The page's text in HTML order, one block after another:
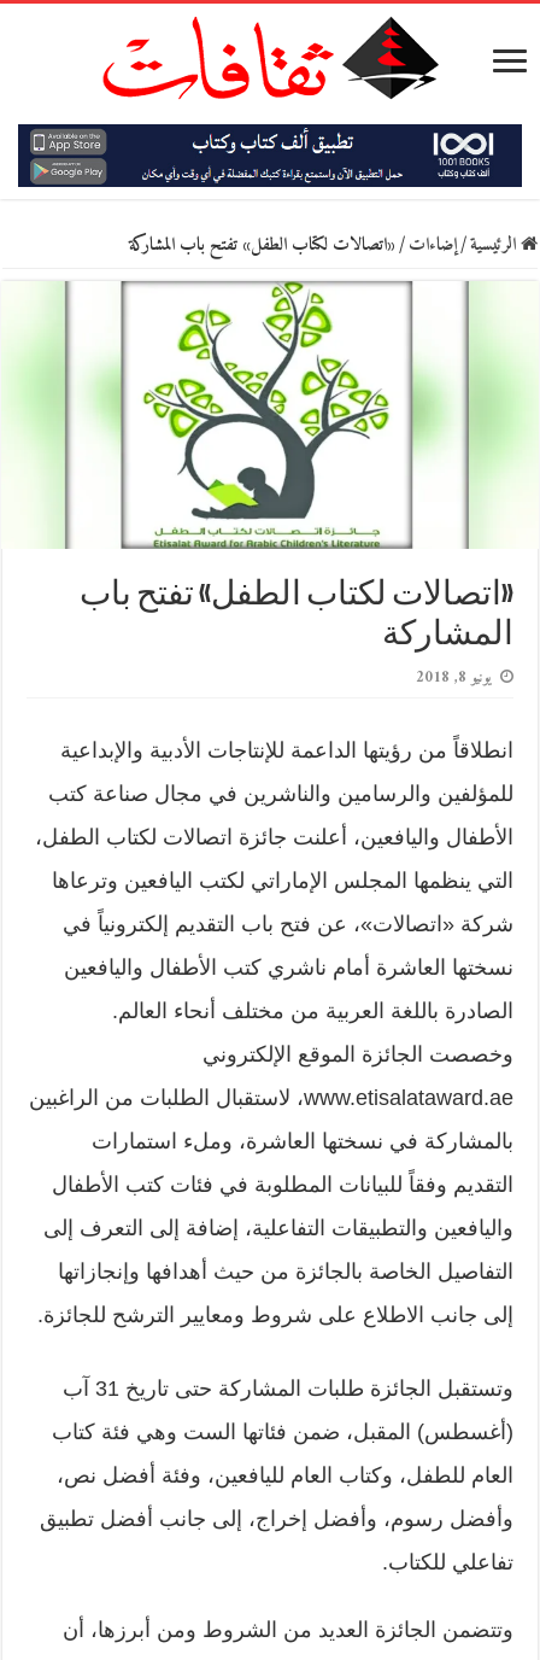
الرئيسية/إضاءات/«اتصالات لكتاب الطفل» تفتح باب المشاركة
«اتصالات لكتاب الطفل» تفتح باب
المشاركة
يونيو 8, 2018
انطلاقاً من رؤيتها الداعمة للإنتاجات الأدبية والإبداعية
للمؤلفين والرسامين والناشرين في مجال صناعة كتب
الأطفال واليافعين، أعلنت جائزة اتصالات لكتاب الطفل،
التي ينظمها المجلس الإماراتي لكتب اليافعين وترعاها
شركة «اتصالات»، عن فتح باب التقديم إلكترونياً في
نسختها العاشرة أمام ناشري كتب الأطفال واليافعين
الصادرة باللغة العربية من مختلف أنحاء العالم.
وخصصت الجائزة الموقع الإلكتروني
www.etisalataward.ae، لاستقبال الطلبات من الراغبين
بالمشاركة في نسختها العاشرة، وملء استمارات
التقديم وفقاً للبيانات المطلوبة في فئات كتب الأطفال
واليافعين والتطبيقات التفاعلية، إضافة إلى التعرف إلى
التفاصيل الخاصة بالجائزة من حيث أهدافها وإنجازاتها
إلى جانب الاطلاع على شروط ومعايير الترشح للجائزة.
وتستقبل الجائزة طلبات المشاركة حتى تاريخ 31 آب
(أغسطس) المقبل، ضمن فئاتها الست وهي فئة كتاب
العام للطفل، وكتاب العام لليافعين، وفئة أفضل نص،
وأفضل رسوم، وأفضل إخراج، إلى جانب أفضل تطبيق
تفاعلي للكتاب.
وتتضمن الجائزة العديد من الشروط ومن أبرزها، أن